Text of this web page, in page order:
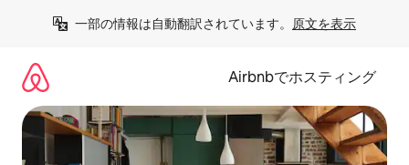
一部の情報は自動翻訳されています。 原文を表示
Airbnbでホスティング